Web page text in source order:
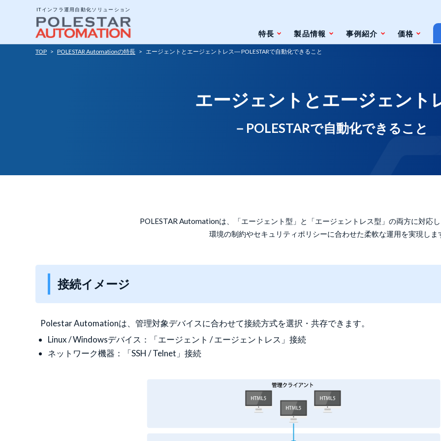
ITインフラ運用自動化ソリューション
特長 製品情報
エージェントとエージェントレス ツールとの連携（Zabbix）
ツールとの連携（監視やインシデント管
理ツール）
事例紹介 価格
TOP > POLESTAR Automationの特長 > エージェントとエージェントレス― POLESTARで自動化できること
エージェントとエージェント
－POLESTARで自動化できること
POLESTAR Automationは、「エージェント型」と「エージェントレス型」の両方に対応し
環境の制約やセキュリティポリシーに合わせた柔軟な運用を実現しま
接続イメージ
Polestar Automationは、管理対象デバイスに合わせて接続方式を選択・共存できます。
Linux / Windowsデバイス：「エージェント / エージェントレス」接続
ネットワーク機器：「SSH / Telnet」接続